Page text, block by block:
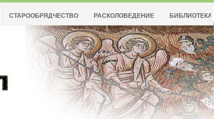
СТАРООБРЯДЧЕСТВО РАСКОЛОВЕДЕНИЕ БИБЛИОТЕКА